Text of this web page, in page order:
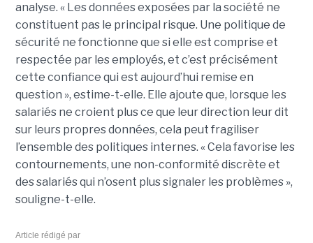
analyse. « Les données exposées par la société ne
constituent pas le principal risque. Une politique de
sécurité ne fonctionne que si elle est comprise et
respectée par les employés, et c’est précisément
cette confiance qui est aujourd’hui remise en
question », estime-t-elle. Elle ajoute que, lorsque les
salariés ne croient plus ce que leur direction leur dit
sur leurs propres données, cela peut fragiliser
l’ensemble des politiques internes. « Cela favorise les
contournements, une non-conformité discrète et
des salariés qui n’osent plus signaler les problèmes »,
souligne-t-elle.
Article rédigé par